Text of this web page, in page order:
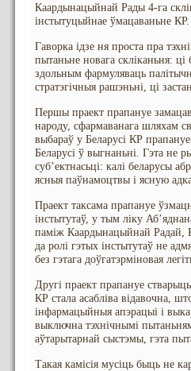
Каардынацыйнай Рады 4-га
інстытуцыйнае ўмацаваньне КР.
Гаворка ідзе ня проста пра
пытаньне новага скліканьня:
здольным фармуляваць
стратэгічныя рашэньні, ці
Першы праект прапануе
народу, сфармаванага шляхам
выбараў у Беларусі КР
Беларусі ў выгнаньні. Гэта не
суб’ектнасьці: калі беларусы
ясныя паўнамоцтвы і ясную
Праект таксама прапануе
інстытутаў, у тым ліку
паміж Каардынацыйнай Радай,
да ролі гэтых інстытутаў не
без гэтага доўгатэрміновая
Другі праект прапануе
КР стала асабліва відавочна,
інфармацыйныя апэрацыі і
выключна тэхнічнымі
аўтарытарнай сыстэмы, гэта
Такая камісія мусіць быць не